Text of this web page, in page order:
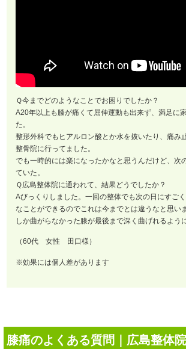
Ｑ今までどのようなことでお困りでしたか？
A20年以上も膝が痛くて屈伸運動も出来ず、満足に
た。
整形外科でもヒアルロン酸とか水を抜いたり、痛み
整骨院に行ってました。
でも一時的には楽になったかなと思うんだけど、次
ていた。
Ｑ広島整体院に通われて、結果どうでしたか？
Aびっくりしました。一回の整体でも次の日にすご
なことができるのでこれは今までとは違うなと思い
しか曲がらなかった膝が最後まで深く曲げれるよう
（60代 女性 田口様）
※効果には個人差があります
膝痛のよくある質問｜広島整体院